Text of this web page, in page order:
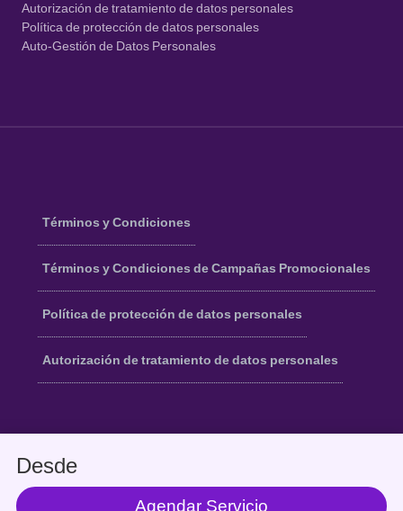
Desde
Agendar Servicio
Autorización de tratamiento de datos personales
Política de protección de datos personales
Auto-Gestión de Datos Personales
Términos y Condiciones
Términos y Condiciones de Campañas Promocionales
Política de protección de datos personales
Autorización de tratamiento de datos personales
Logo de Linkedin de AYDA